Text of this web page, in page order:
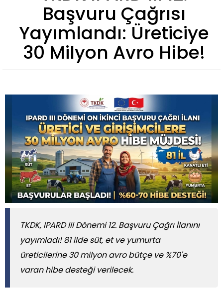
Başvuru Çağrısı
Yayımlandı: Üreticiye
30 Milyon Avro Hibe!
TKDK, IPARD III Dönemi 12. Başvuru Çağrı İlanını
yayımladı! 81 ilde süt, et ve yumurta
üreticilerine 30 milyon avro bütçe ve %70'e
varan hibe desteği verilecek.